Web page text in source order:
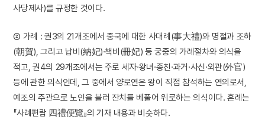
사당제사)를 규정한 것이다.
② 가례 : 권3의 21개조에서 중국에 대한 사대례(事大禮)와 명절과 조하
(朝賀), 그리고 납비(納妃)·책비(冊妃) 등 궁중의 가례절차와 의식을
적고, 권4의 29개조에서는 주로 세자·왕녀·종친·과거·사신·외관(外官)
등에 관한 의식인데, 그 중에서 양로연은 왕이 직접 참석하는 연의로서,
예조의 주관으로 노인을 블러 잔치를 베풀어 위로하는 의식이다. 혼례는
『사례편람 四禮便覽』의 기재 내용과 비슷하다.